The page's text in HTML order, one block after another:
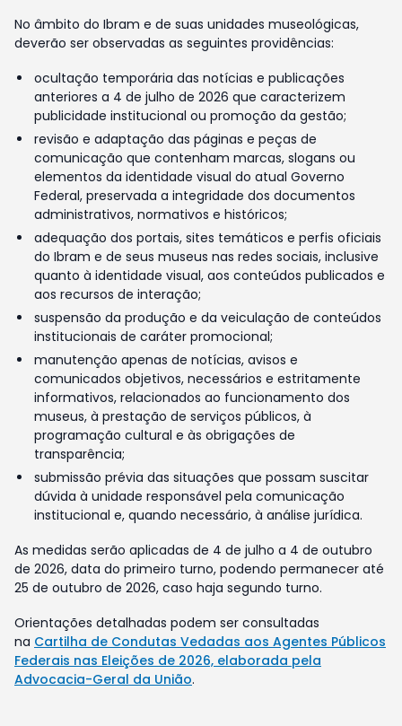
No âmbito do Ibram e de suas unidades museológicas,
deverão ser observadas as seguintes providências:
ocultação temporária das notícias e publicações
anteriores a 4 de julho de 2026 que caracterizem
publicidade institucional ou promoção da gestão;
revisão e adaptação das páginas e peças de
comunicação que contenham marcas, slogans ou
elementos da identidade visual do atual Governo
Federal, preservada a integridade dos documentos
administrativos, normativos e históricos;
adequação dos portais, sites temáticos e perfis oficiais
do Ibram e de seus museus nas redes sociais, inclusive
quanto à identidade visual, aos conteúdos publicados e
aos recursos de interação;
suspensão da produção e da veiculação de conteúdos
institucionais de caráter promocional;
manutenção apenas de notícias, avisos e
comunicados objetivos, necessários e estritamente
informativos, relacionados ao funcionamento dos
museus, à prestação de serviços públicos, à
programação cultural e às obrigações de
transparência;
submissão prévia das situações que possam suscitar
dúvida à unidade responsável pela comunicação
institucional e, quando necessário, à análise jurídica.
As medidas serão aplicadas de 4 de julho a 4 de outubro
de 2026, data do primeiro turno, podendo permanecer até
25 de outubro de 2026, caso haja segundo turno.
Orientações detalhadas podem ser consultadas
na Cartilha de Condutas Vedadas aos Agentes Públicos
Federais nas Eleições de 2026, elaborada pela
Advocacia-Geral da União.